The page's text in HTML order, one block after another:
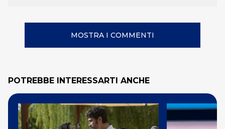
MOSTRA I COMMENTI
POTREBBE INTERESSARTI ANCHE